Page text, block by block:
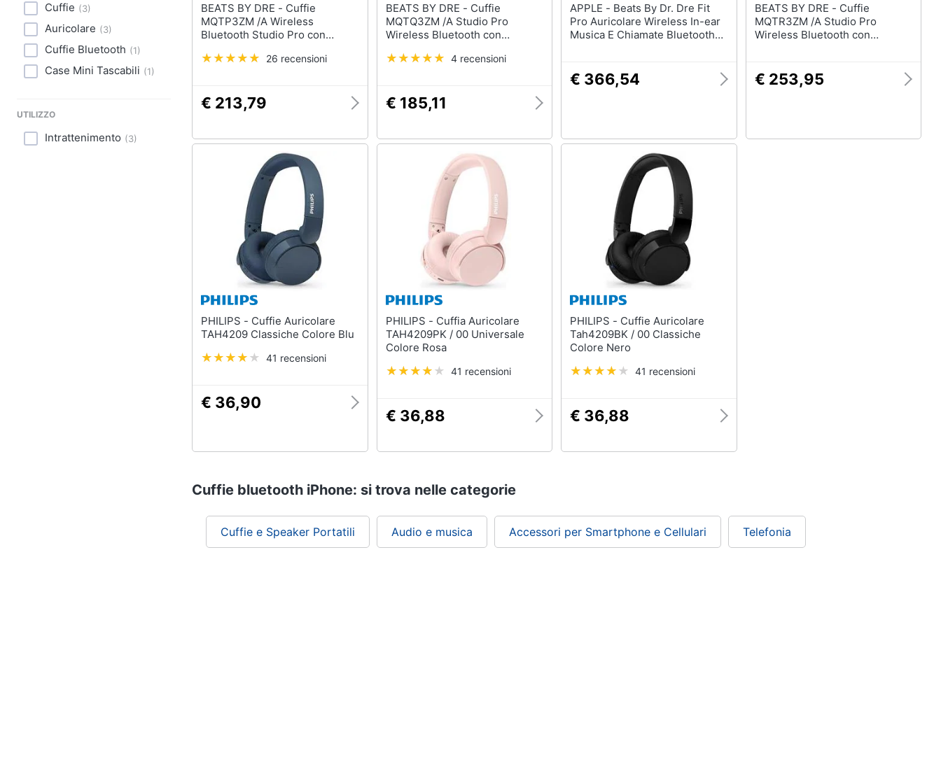
Cuffie (3)
Auricolare (3)
Cuffie Bluetooth (1)
Case Mini Tascabili (1)
UTILIZZO
Intrattenimento (3)
BEATS BY DRE - Cuffie
MQTP3ZM /A Wireless
Bluetooth Studio Pro con
26 recensioni
€ 213,79
BEATS BY DRE - Cuffie
MQTQ3ZM /A Studio Pro
Wireless Bluetooth con
Scuro
4 recensioni
€ 185,11
APPLE - Beats By Dr. Dre Fit
Pro Auricolare Wireless In-ear
Musica E Chiamate Bluetooth
€ 366,54
BEATS BY DRE - Cuffie
MQTR3ZM /A Studio Pro
Wireless Bluetooth con
€ 253,95
PHILIPS - Cuffie Auricolare
TAH4209 Classiche Colore Blu
41 recensioni
€ 36,90
PHILIPS - Cuffia Auricolare
TAH4209PK / 00 Universale
Colore Rosa
41 recensioni
€ 36,88
PHILIPS - Cuffie Auricolare
Tah4209BK / 00 Classiche
Colore Nero
41 recensioni
€ 36,88
Cuffie bluetooth iPhone: si trova nelle categorie
Cuffie e Speaker Portatili Audio e musica Accessori per Smartphone e Cellulari Telefonia